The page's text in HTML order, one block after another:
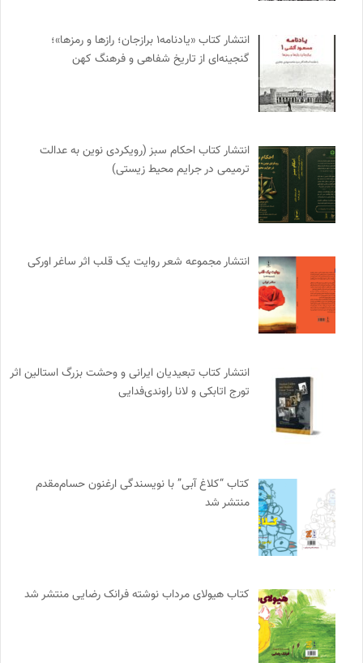
انتشار کتاب «یادنامه۱ برازجان؛ رازها و رمزها»؛
گنجینه‌ای از تاریخ شفاهی و فرهنگ کهن
انتشار کتاب احکام سبز (رویکردی نوین به عدالت
ترمیمی در جرایم محیط‌ زیستی)
انتشار مجموعه شعر روایت یک قلب اثر ساغر اورکی
انتشار کتاب تبعیدیان ایرانی و وحشت بزرگ استالین اثر
تورج اتابکی و لانا راوندی‌فدایی
کتاب “کلاغ آبی” با نویسندگی ارغنون حسام‌مقدم
منتشر شد
کتاب هیولای مرداب نوشته فرانک رضایی منتشر شد